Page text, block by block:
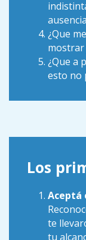
¿Que
mostrar
¿Que a
esto no
Los
Aceptá
te
tu